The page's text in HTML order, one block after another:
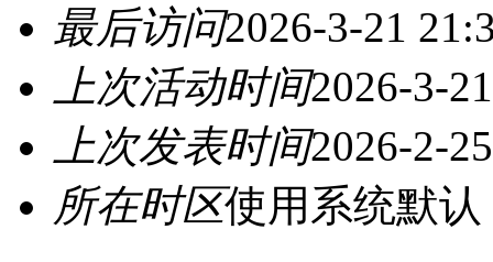
最后访问2026-3-21
上次活动时间2026-3-
上次发表时间2026-2-
所在时区使用系统默认